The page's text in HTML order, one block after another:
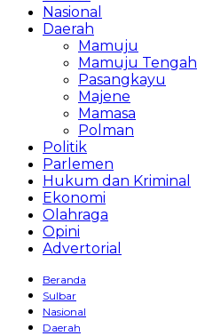
Nasional
Daerah
Mamuju
Mamuju Tengah
Pasangkayu
Majene
Mamasa
Polman
Politik
Parlemen
Hukum dan Kriminal
Ekonomi
Olahraga
Opini
Advertorial
Beranda
Sulbar
Nasional
Daerah